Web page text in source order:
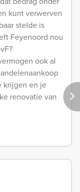
kunt verwerven
stelde is
Feyenoord nou
ook al
krijgen en je
renovatie van